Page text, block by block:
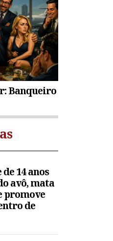
Banqueiro
14 anos
avô, mata
promove
de